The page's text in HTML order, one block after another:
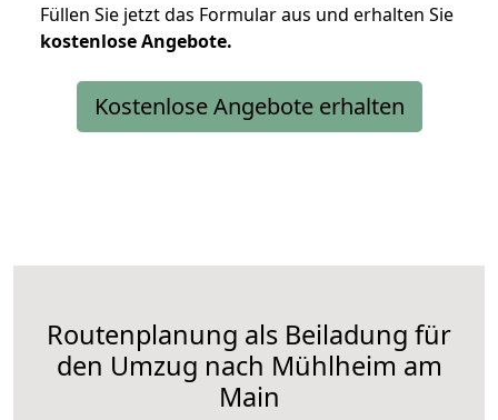
Füllen Sie jetzt das Formular aus und erhalten Sie
kostenloseAngebote.
Kostenlose Angebote erhalten
Routenplanung als Beiladung für
den Umzug nach Mühlheim am
Main